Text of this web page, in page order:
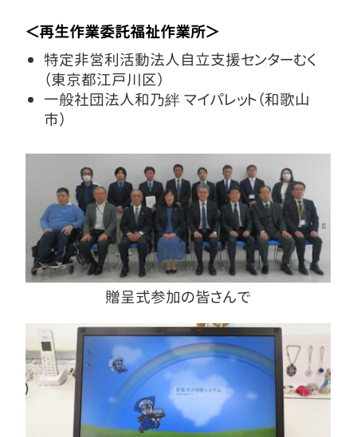
＜再生作業委託福祉作業所＞
特定非営利活動法人自立支援センターむく
（東京都江戸川区）
一般社団法人和乃絆 マイパレット（和歌山
市）
贈呈式参加の皆さんで